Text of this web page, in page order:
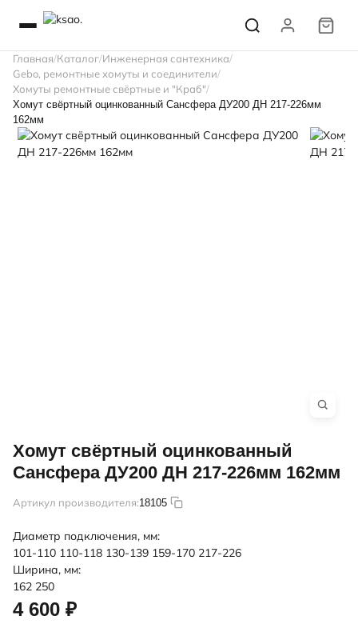
Главная Каталог Инженерная сантехника
Gebo, ремонтные хомуты и соединители
Хомуты ремонтные свёртные и "Краб"
Хомут свёртный оцинкованный Сансфера ДУ200 ДН 217-226мм
162мм
Хомут свёртный оцинкованный
Сансфера ДУ200 ДН 217-226мм 162мм
Артикул производителя:18105
Диаметр подключения, мм:
101-110 110-118 130-139 159-170 217-226
Ширина, мм:
162 250
4 600 ₽